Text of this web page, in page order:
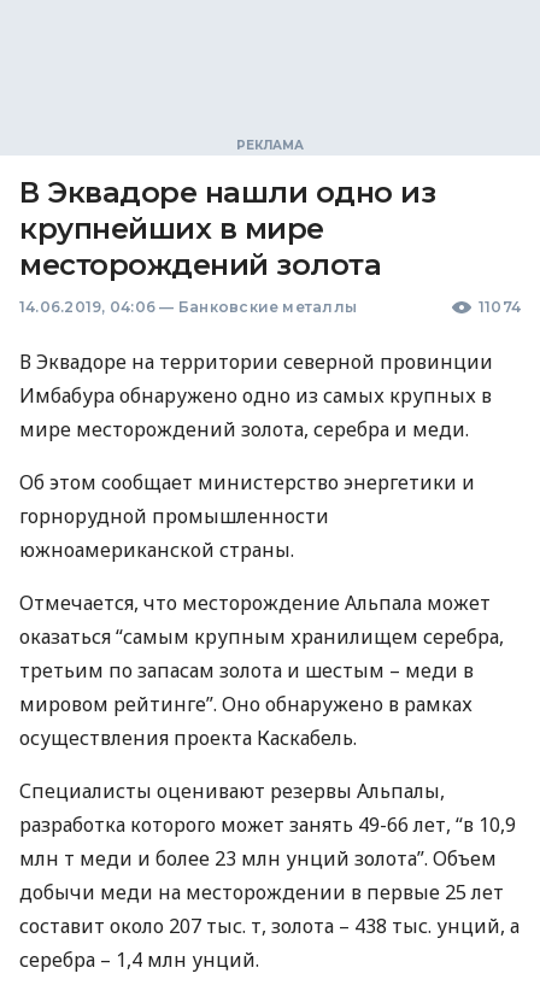
В Эквадоре нашли одно из
крупнейших в мире
месторождений золота
14.06.2019, 04:06 — Банковские металлы 11074
В Эквадоре на территории северной провинции
Имбабура обнаружено одно из самых крупных в
мире месторождений золота, серебра и меди.
Об этом сообщает министерство энергетики и
горнорудной промышленности
южноамериканской страны.
Отмечается, что месторождение Альпала может
оказаться “самым крупным хранилищем серебра,
третьим по запасам золота и шестым – меди в
мировом рейтинге”. Оно обнаружено в рамках
осуществления проекта Каскабель.
Специалисты оценивают резервы Альпалы,
разработка которого может занять 49-66 лет, “в 10,9
млн т меди и более 23 млн унций золота”. Объем
добычи меди на месторождении в первые 25 лет
составит около 207 тыс. т, золота – 438 тыс. унций, а
серебра – 1,4 млн унций.